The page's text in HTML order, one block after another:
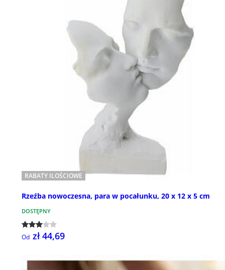
RABATY ILOŚCIOWE
Rzeźba nowoczesna, para w pocałunku, 20 x 12 x 5 cm
DOSTĘPNY
Od zł 44,69